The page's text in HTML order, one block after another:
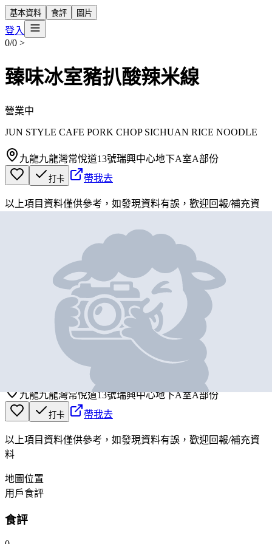
基本資料 食評 圖片
登入
0/0 >
臻味冰室豬扒酸辣米線
營業中
JUN STYLE CAFE PORK CHOP SICHUAN RICE NOODLE
九龍九龍灣常悅道13號瑞興中心地下A室A部份
打卡 帶我去
以上項目資料僅供參考，如發現資料有誤，歡迎回報/補充資
臻味冰室豬扒酸辣米線
JUN STYLE CAFE PORK CHOP SICHUAN RICE NOODLE
九龍九龍灣常悅道13號瑞興中心地下A室A部份
打卡 帶我去
以上項目資料僅供參考，如發現資料有誤，歡迎回報/補充資
料
地圖位置
用戶食評
食評